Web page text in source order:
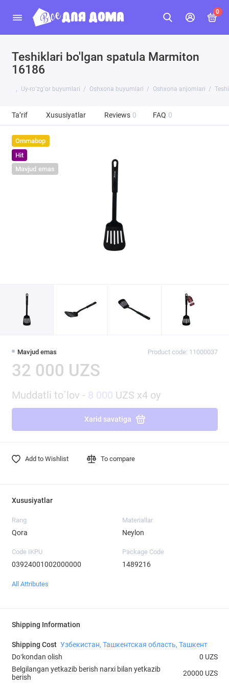
0
Teshiklari bo'lgan spatula Marmiton
16186
Uy-roʻzgʻor buyumlari Oshxona buyumlari Oshxona anjomlari
Ta’rif Xususiyatlar Reviews 0 FAQ 0
Ommabop
Hit
Mavjud emas
Mavjud emas Product code: 11000037
32 000 UZS
Muddatli to`lov - 8 000 UZS x4 oy
Xarid savatiga
Add to Wishlist To compare
Xususiyatlar
Rang
Qora
Materiallar
Neylon
Code IKPU
03924001002000000
Package Code
1489216
All Attributes
Shipping Information
Shipping Cost Узбекистан, Ташкентская область, Ташкент
Doʻkondan olish
0 UZS
Belgilangan yetkazib berish narxi bilan yetkazib
berish
20000 UZS